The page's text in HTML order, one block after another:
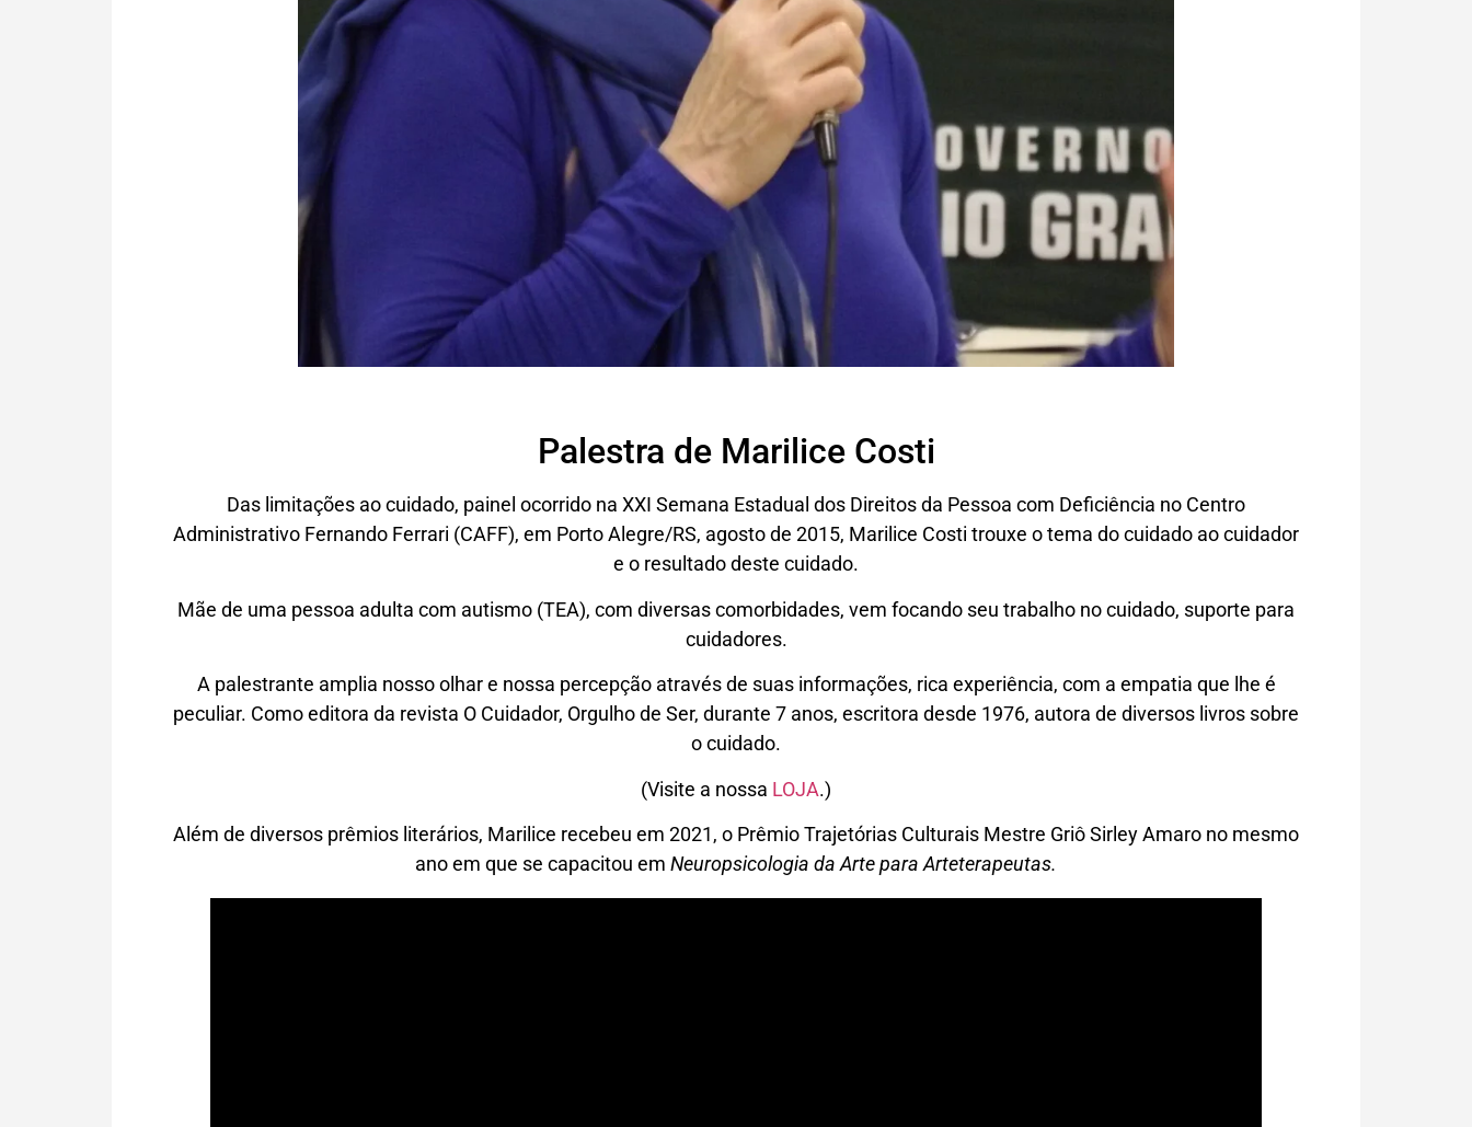
Palestra de Marilice Costi
Das limitações ao cuidado, painel ocorrido na XXI Semana Estadual dos Direitos da Pessoa com Deficiência no Centro
Administrativo Fernando Ferrari (CAFF), em Porto Alegre/RS, agosto de 2015, Marilice Costi trouxe o tema do cuidado ao cuidador
e o resultado deste cuidado.
Mãe de uma pessoa adulta com autismo (TEA), com diversas comorbidades, vem focando seu trabalho no cuidado, suporte para
cuidadores.
A palestrante amplia nosso olhar e nossa percepção através de suas informações, rica experiência, com a empatia que lhe é
peculiar. Como editora da revista O Cuidador, Orgulho de Ser, durante 7 anos, escritora desde 1976, autora de diversos livros sobre
o cuidado.
(Visite a nossa LOJA.)
Além de diversos prêmios literários, Marilice recebeu em 2021, o Prêmio Trajetórias Culturais Mestre Griô Sirley Amaro no mesmo
ano em que se capacitou em Neuropsicologia da Arte para Arteterapeutas.